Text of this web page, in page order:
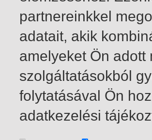
1-3 / total 3 hit
partnereinkkel
adatait, akik
amelyeket Ön adott
szolgáltatásokból
folytatásával Ön
adatkezelési